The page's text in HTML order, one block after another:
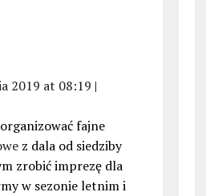
2019 at 08:19 |
fajne
z dala od siedziby
zrobić imprezę dla
w sezonie letnim i